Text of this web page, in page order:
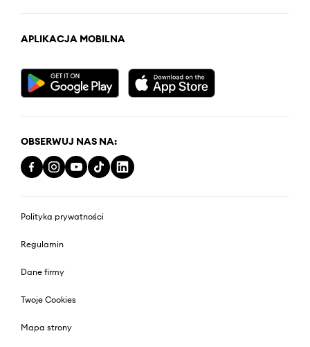
APLIKACJA MOBILNA
OBSERWUJ NAS NA:
Polityka prywatności
Regulamin
Dane firmy
Twoje Cookies
Mapa strony